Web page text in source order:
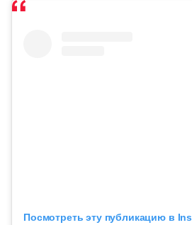
Посмотреть эту публикацию в